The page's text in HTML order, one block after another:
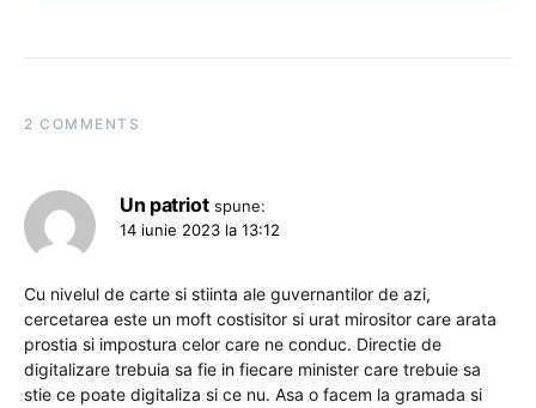
2 COMMENTS
Un patriot spune:
14 iunie 2023 la 13:12
Cu nivelul de carte si stiinta ale guvernantilor de azi,
cercetarea este un moft costisitor si urat mirositor care arata
prostia si impostura celor care ne conduc. Directie de
digitalizare trebuia sa fie in fiecare minister care trebuie sa
stie ce poate digitaliza si ce nu. Asa o facem la gramada si